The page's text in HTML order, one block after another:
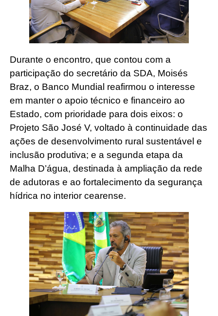
Durante o encontro, que contou com a
participação do secretário da SDA, Moisés
Braz, o Banco Mundial reafirmou o interesse
em manter o apoio técnico e financeiro ao
Estado, com prioridade para dois eixos: o
Projeto São José V, voltado à continuidade das
ações de desenvolvimento rural sustentável e
inclusão produtiva; e a segunda etapa da
Malha D’água, destinada à ampliação da rede
de adutoras e ao fortalecimento da segurança
hídrica no interior cearense.